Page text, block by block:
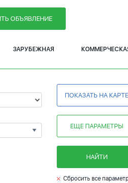
ОБЪЯВЛЕНИЕ
ЗАРУБЕЖНАЯ
ПОКАЗАТЬ НА КАРТЕ
ЕЩЕ ПАРАМЕТРЫ
НАЙТИ
Сбросить все